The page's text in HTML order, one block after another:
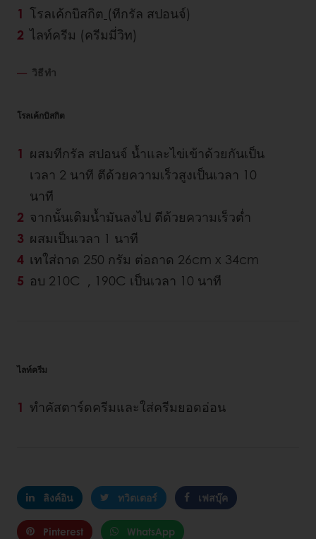
โรลเค้กบิสกิต (ทีกรัล สปอนจ์)
ไลท์ครีม (ครีมมี่วิท)
วิธีทำ
โรลเค้กบิสกิต
ผสมทีกรัล สปอนจ์ น้ำและไข่เข้าด้วยกันเป็น
เวลา 2 นาที ตีด้วยความเร็วสูงเป็นเวลา 10
นาที
จากนั้นเติมน้ำมันลงไป ตีด้วยความเร็วต่ำ
ผสมเป็นเวลา 1 นาที
เทใส่ถาด 250 กรัม ต่อถาด 26cm x 34cm
อบ 210C , 190C เป็นเวลา 10 นาที
ไลท์ครีม
ทำคัสตาร์ดครีมและใส่ครีมยอดอ่อน
ลิงค์อิน ทวิตเตอร์ เฟสบุ๊ค
Pinterest WhatsApp